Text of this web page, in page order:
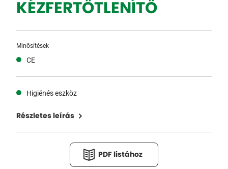
KÉZFERTŐTLENÍTŐ
Minősítések
CE
Higiénés eszköz
Részletes leírás
PDF listához